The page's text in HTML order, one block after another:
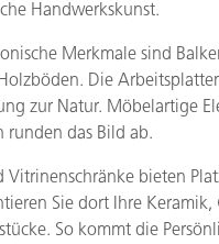
Handwerkskunst.
Merkmale sind
Die
zur Natur. Möbelartige
runden das Bild ab.
Vitrinenschränke bieten
Sie dort Ihre Keramik,
So kommt die